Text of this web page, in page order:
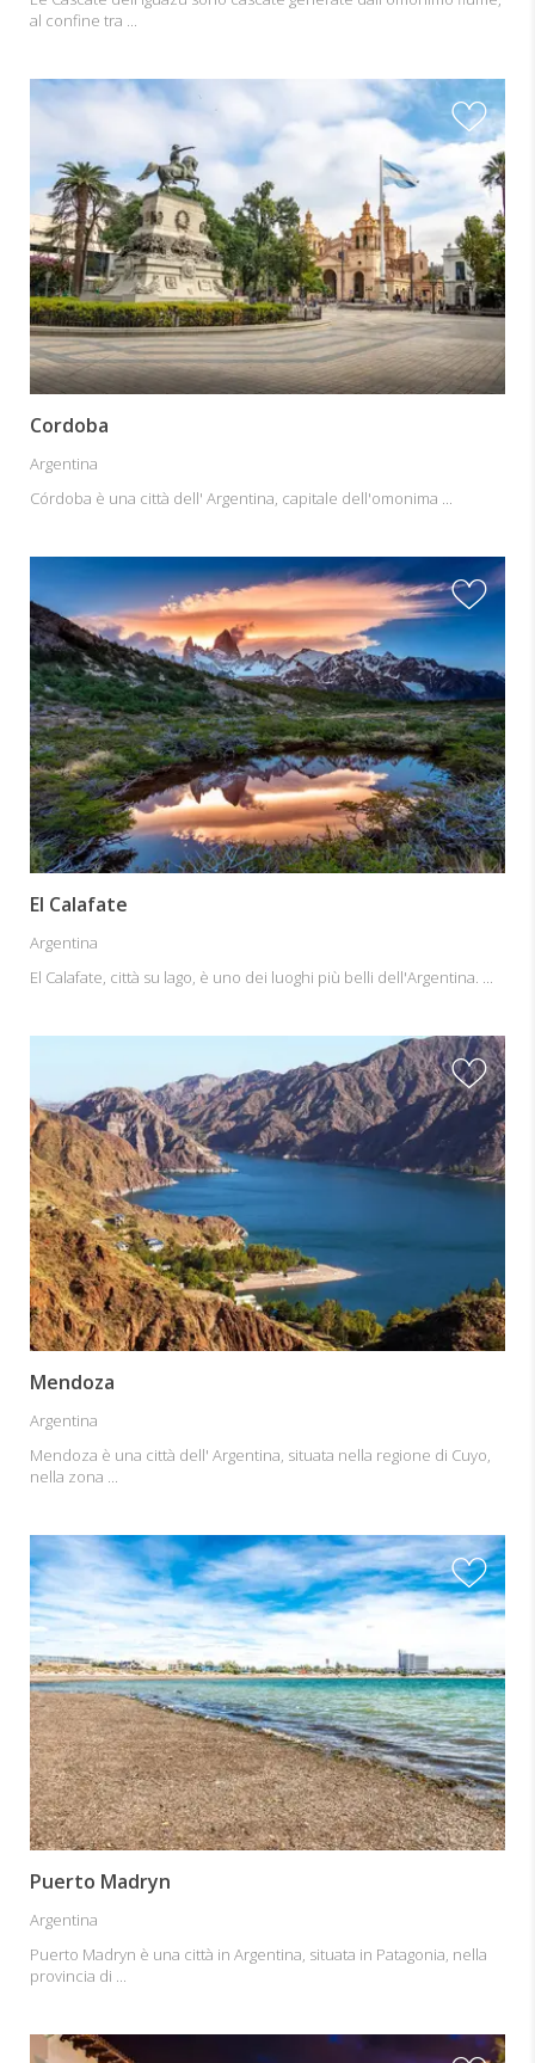
al confine tra ...
Cordoba
Argentina
Córdoba è una città dell' Argentina, capitale dell'omonima ...
El Calafate
Argentina
El Calafate, città su lago, è uno dei luoghi più belli dell'Argentina. ...
Mendoza
Argentina
Mendoza è una città dell' Argentina, situata nella regione di Cuyo,
nella zona ...
Puerto Madryn
Argentina
Puerto Madryn è una città in Argentina, situata in Patagonia, nella
provincia di ...